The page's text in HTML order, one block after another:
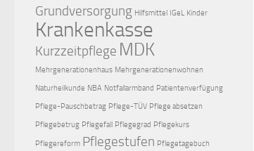
Grundversorgung Hilfsmittel IGeL Kinder
Krankenkasse
Kurzzeitpflege MDK
Mehrgenerationenhaus Mehrgenerationenwohnen
Naturheilkunde NBA Notfallarmband Patientenverfügung
Pflege-Pauschbetrag Pflege-TÜV Pflege absetzen
Pflegebetrug Pflegefall Pflegegrad Pflegekurs
Pflegereform Pflegestufen Pflegetagebuch